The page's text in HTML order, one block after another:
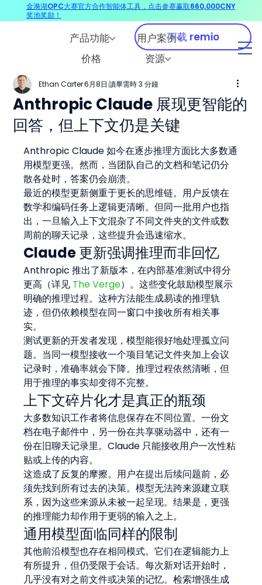
产品功能
用户案例
价格
资源
下载 remio
Anthropic Claude 展现更智能的
回答，但上下文仍是关键
Ethan Carter6月8日 讀畢需時 3 分鐘
Anthropic Claude 如今在逐步推理方面比大多数通
用模型更强。然而，当团队自己的文档和笔记仍分
散各处时，答案仍会崩溃。
最近的模型更新侧重于更长的思维链。用户反馈在
数学和编码任务上逻辑更清晰。但同一批用户也指
出，一旦输入上下文混杂了不同文件夹的文件或数
周前的聊天记录，这些提升会迅速缩水。
Claude 更新强调推理而非回忆
Anthropic 推出了新版本，在内部基准测试中得分
更高（详见 The Verge）。这些变化鼓励模型展示
明确的推理过程。这种方法能生成易读的推理轨
迹，但仍依赖模型在同一窗口中接收所有相关事
实。
测试更新的开发者发现，模型能很好地处理孤立问
题。当同一模型接收一个项目笔记文件夹加上会议
记录时，准确率就会下降。推理过程依然清晰，但
用于推理的事实却变得不完整。
上下文碎片化才是真正的瓶颈
大多数知识工作者将信息保存在不同位置。一份文
档在电子邮件中，另一份在共享驱动器中，还有一
份在旧聊天记录里。Claude 只能接收用户一次性粘
贴或上传的内容。
这造成了反复的摩擦。用户在提出后续问题前，必
须先找到所有过去的决策。模型无法跨来源建立联
系，因为这些来源从未被一起呈现。结果是，更强
的推理能力却作用于更弱的输入之上。
通用模型面临同样的限制
其他前沿模型也存在相同模式。它们在逻辑能力上
有所提升，但仍受限于会话。每次新对话开始时，
几乎没有对之前文件或决策的记忆。检索增强生成
金漪湖OPC大赛官方合作智能体工具，点击参赛赢取660,000CNY
奖池奖励！